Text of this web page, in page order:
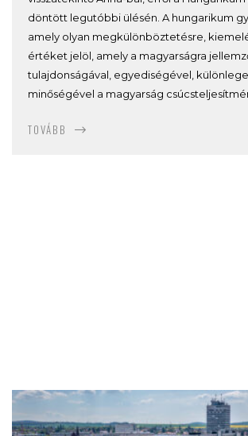
döntött legutóbbi ülésén. A hungarikum
amely olyan megkülönböztetésre,
értéket jelöl, amely a magyarságra
tulajdonságával, egyediségével,
minőségével a magyarság
TOVÁBB